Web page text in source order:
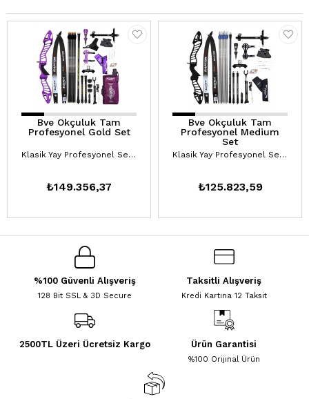
Bve Okçuluk Tam
Profesyonel Gold Set
Klasik Yay Profesyonel Setler
₺149.356,37
Bve Okçuluk Tam
Profesyonel Medium
Set
Klasik Yay Profesyonel Setler
₺125.823,59
%100 Güvenli Alışveriş
128 Bit SSL & 3D Secure
Taksitli Alışveriş
Kredi Kartına 12 Taksit
2500TL Üzeri Ücretsiz Kargo Ürün Garantisi
%100 Orijinal Ürün